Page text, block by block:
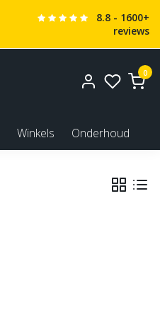
8.8 - 1600+
reviews
0
Winkels Onderhoud